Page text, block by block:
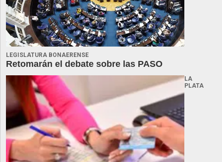
LEGISLATURA BONAERENSE
Retomarán el debate sobre las PASO
LA
PLATA